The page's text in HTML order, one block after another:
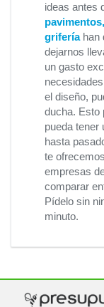
ideas antes
grifería han
dejarnos
un gasto
el diseño,
ducha. Esto
pueda tener
hasta
te
empresas
comparar
Pídelo sin
minuto.